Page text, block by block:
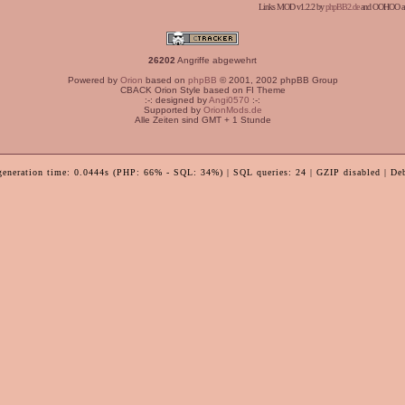
Links MOD v1.2.2 byphpBB2.deand OOHOO
26202 Angriffe abgewehrt
Powered by Orion based on phpBB © 2001, 2002 phpBB Group
CBACK Orion Style based on FI Theme
:-: designed byAngi0570 :-:
Supported by OrionMods.de
Alle Zeiten sind GMT + 1 Stunde
time: 0.0444s (PHP: 66% - SQL: 34%) | SQL queries: 24 | GZIP disabled |